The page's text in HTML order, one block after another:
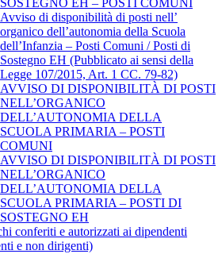
SOSTEGNO EH – POSTI COMUNI
Avviso di disponibilità di posti nell’
organico dell’autonomia della Scuola
dell’Infanzia – Posti Comuni / Posti di
Sostegno EH (Pubblicato ai sensi della
Legge 107/2015, Art. 1 CC. 79-82)
AVVISO DI DISPONIBILITÀ DI POSTI
NELL’ORGANICO
DELL’AUTONOMIA DELLA
SCUOLA PRIMARIA – POSTI
COMUNI
AVVISO DI DISPONIBILITÀ DI POSTI
NELL’ORGANICO
DELL’AUTONOMIA DELLA
SCUOLA PRIMARIA – POSTI DI
SOSTEGNO EH
conferiti e autorizzati ai dipendenti
e non dirigenti)